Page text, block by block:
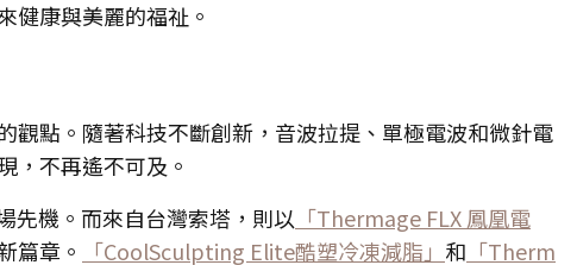
健康與美麗的福祉。
點。隨著科技不斷創新，音波拉提、單極電波和微針電
，不再遙不可及。
先機。而來自台灣索塔，則以 「Thermage FLX 鳳凰電
篇章。 「CoolSculpting Elite酷塑冷凍減脂」 和 「Therm